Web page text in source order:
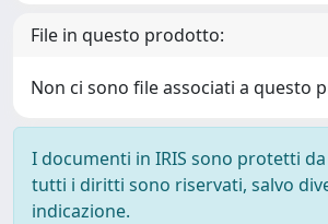
File in questo prodotto:
Non ci sono file associati a questo
I documenti in IRIS sono protetti
tutti i diritti sono riservati, salvo
indicazione.